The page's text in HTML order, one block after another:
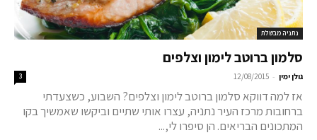
נתניה מבשלת
סלמון ברוטב לימון וצלפים
גולן ימין -
12/08/2015
3
אז למה דווקא סלמון ברוטב לימון וצלפים? השבוע, כשצעדתי
ברחובות מרכז העיר נתניה, עצרו אותי שתיים וביקשו שאמשיך בקו
המתכונים הבריאים. הן סיפרו לי,...